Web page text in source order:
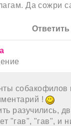
Да сожри
Ответить
собакофилов
!
разучились,
"гав", "гав", и